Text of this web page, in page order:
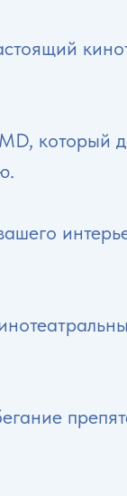
который